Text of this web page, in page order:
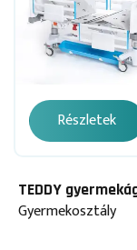
Részletek
TEDDY
Gyermekosztály